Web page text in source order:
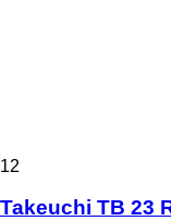
12
Takeuchi TB 23